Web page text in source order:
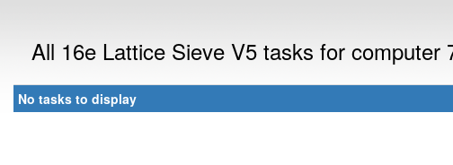
All 16e Lattice Sieve V5 tasks for computer
No tasks to display